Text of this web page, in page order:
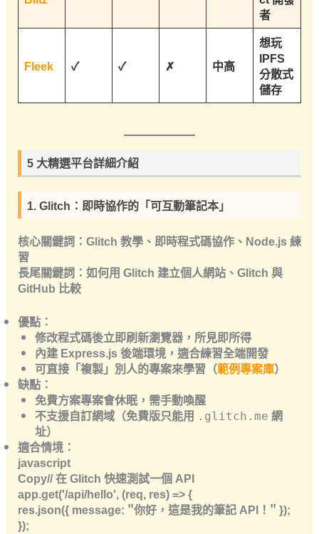
者
Fleek ✓ ✓ ✗ 中高
想玩
IPFS
分散式
儲存
5 大精選平台詳細介紹
1. Glitch：即時協作的「可互動筆記本」
核心關鍵詞：Glitch 教學、即時程式碼協作、Node.js 練
習
長尾關鍵詞：如何用 Glitch 建立個人網站、Glitch 與
GitHub 比較
優點：
修改程式碼後立即刷新瀏覽器，所見即所得
內建 Express.js後端環境，適合練習全端開發
可直接「複製」別人的專案來學習（範例專案庫）
缺點：
免費方案專案會休眠，需手動喚醒
不支援自訂網域（免費版只能用 .glitch.me 網
址）
適合情境：
javascript
Copy// 在 Glitch 快速測試一個 API
app.get('/api/hello', (req, res) => {
res.json({ message: "你好，這是我的筆記 API！" });
});